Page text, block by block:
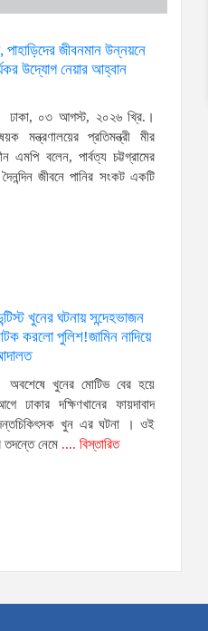
জীবনমান উন্নয়নে
উদ্যোগ নেয়ার আহ্বান
ঢাকা, ০৩ আগস্ট, ২০২৬ খ্রি.।
মন্ত্রণালয়ের প্রতিমন্ত্রী মীর
এমপি বলেন, পার্বত্য চট্টগ্রামের
জীবনে পানির সংকট একটি
খুনের ঘটনায় সন্দেহভাজন
করলো পুলিশ!জামিন নাদিয়ে
অবশেষে খুনের মোটিভ বের হয়ে
দক্ষিণখানের ফায়দাবাদ
খুন এর ঘটনা । ওই
তদন্তে নেমে.... বিস্তারিত